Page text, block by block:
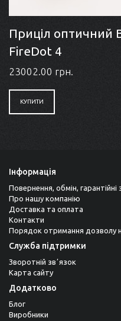
Приціл оптичний
FireDot 4
23002.00 грн.
КУПИТИ
Інформація
Повернення, обмін,
Про нашу компанію
Доставка та оплата
Контакти
Порядок отримання дозволу
Служба підтримки
Зворотній звʼязок
Карта сайту
Додатково
Блог
Виробники